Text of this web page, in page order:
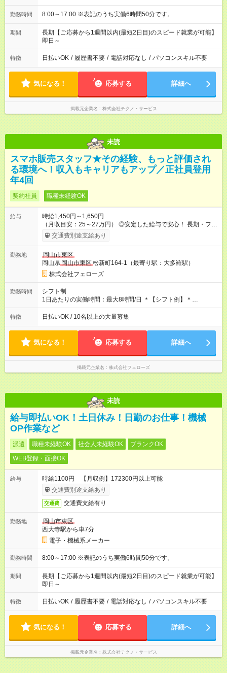
勤務時間 8:00～17:00 ※表記のうち実働6時間50分です。
期間
長期【ご応募から1週間以内(最短2日目)のスピード就業が可能】
即日～
特徴 日払いOK / 履歴書不要 / 電話対応なし / パソコンスキル不要
気になる！ 応募する 詳細へ
掲載元企業名 株式会社テクノ・サービス
未読
スマホ販売スタッフ★その経験、もっと評価され
る環境へ！収入もキャリアもアップ／正社員登用
年4回
契約社員 職種未経験OK
給与
時給1,450円～1,650円
（月収目安：25～27万円） ◎安定した給与で安心！ 長期・フル
タイムで勤務いただける方にお越しいただきたいと思っていま
す。シフトが削られることはないので、安定した給与が入りま
たいという人もいると思います。このあたりは柔軟に対応する
ので、お気軽にご相談ください！ ※2ヶ月の試用期間がありま
す。その間の給与・待遇に変更はありません。 【試用期間】試
用期間あり 試用期間の長さ：2ヶ月 雇用形態、給与は本採用時
と同じです。
交通費別途支給あり
勤務地
岡山市東区
岡山県岡山市東区松新町164-1（最寄り駅：大多羅駅）
株式会社フェローズ
勤務時間
シフト制
1日あたりの実働時間：最大8時間/日 ＊【シフト例】＊
(1) 10:00～19:00 (2) 11:00～20:00 (3) 12:00～21:00 など ◎
いずれも実働8時間・休憩1時間です。中抜けシフトなどはあり
たい」などあれば相談に応じますのでおっしゃってください！
特徴 日払いOK / 10名以上の大量募集
気になる！ 応募する 詳細へ
掲載元企業名 株式会社フェローズ
未読
給与即払いOK！土日休み！日勤のお仕事！機械
OP作業など
派遣 職種未経験OK 社会人未経験OK
ブランクOK
WEB登録・面接OK
給与
時給1100円 【月収例】172300円以上可能
交通費別途支給あり
交通費 交通費支給有り
勤務地
岡山市東区
西大寺駅から車7分
電子・機械系メーカー
勤務時間 8:00～17:00 ※表記のうち実働6時間50分です。
期間
長期【ご応募から1週間以内(最短2日目)のスピード就業が可能】
即日～
特徴 日払いOK / 履歴書不要 / 電話対応なし / パソコンスキル不要
気になる！ 応募する 詳細へ
掲載元企業名 株式会社テクノ・サービス